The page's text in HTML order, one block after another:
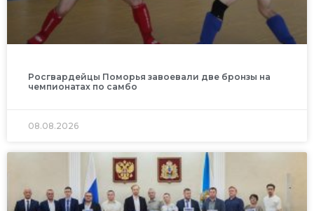
Росгвардейцы Поморья завоевали две бронзы на
чемпионатах по самбо
08.08.2026